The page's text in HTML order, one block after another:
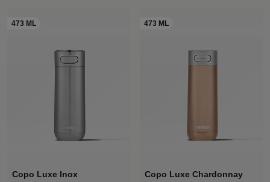
Copo Luxe Inox Copo Luxe Chardonnay